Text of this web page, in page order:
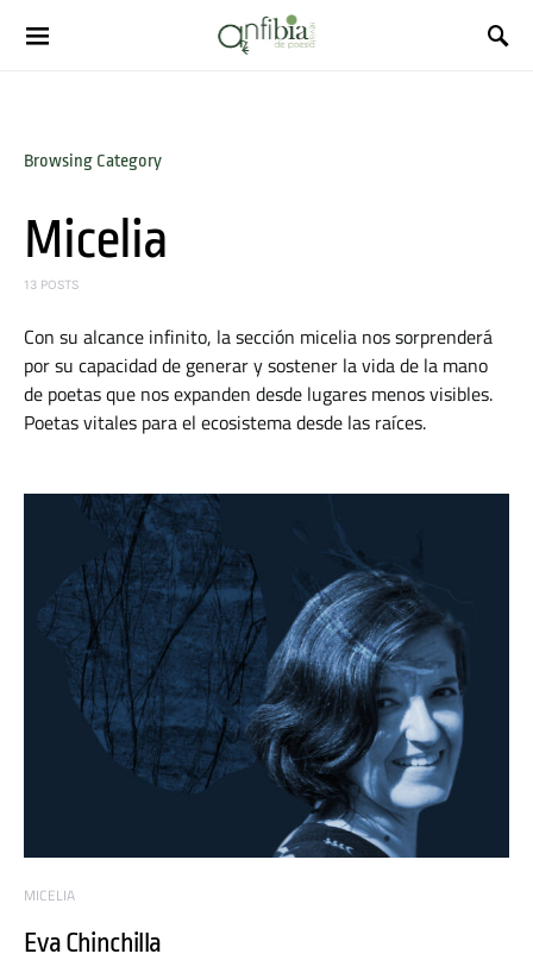
Browsing Category
Micelia
13 POSTS
Con su alcance infinito, la sección micelia nos sorprenderá
por su capacidad de generar y sostener la vida de la mano
de poetas que nos expanden desde lugares menos visibles.
Poetas vitales para el ecosistema desde las raíces.
MICELIA
Eva Chinchilla